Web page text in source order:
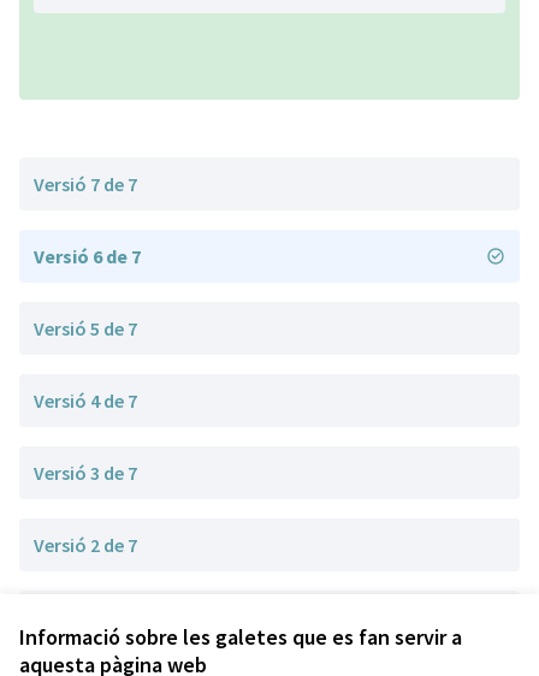
Informació sobre les galetes que es fan servir a
aquesta pàgina web
Versió 7 de 7
Versió 6 de 7
Versió 5 de 7
Versió 4 de 7
Versió 3 de 7
Versió 2 de 7